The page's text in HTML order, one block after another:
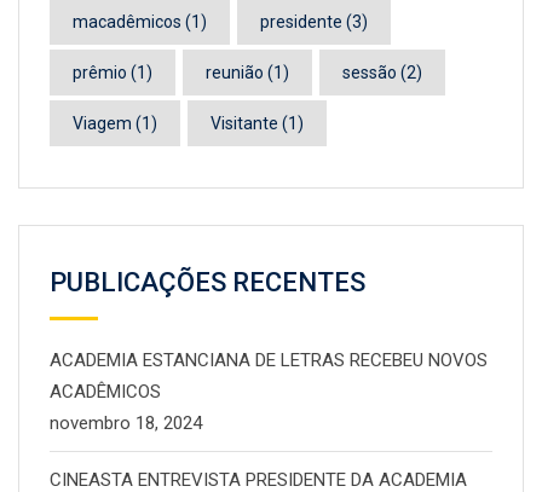
macadêmicos (1) presidente (3)
prêmio (1) reunião (1) sessão (2)
Viagem (1) Visitante (1)
PUBLICAÇÕES RECENTES
ACADEMIA ESTANCIANA DE LETRAS RECEBEU NOVOS
ACADÊMICOS
novembro 18, 2024
CINEASTA ENTREVISTA PRESIDENTE DA ACADEMIA